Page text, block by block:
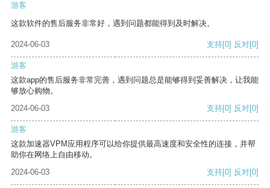
游客
这款软件的售后服务非常好，遇到问题都能得到及时解决。
2024-06-03 支持[0] 反对[0]
游客
这款app的售后服务非常完善，遇到问题总是能够得到妥善解决，让我能
够放心购物。
2024-06-03
支持[0] 反对[0]
游客
这款加速器VPM应用程序可以给你提供最高速度和安全性的连接，并帮
助你在网络上自由移动。
2024-06-03
支持[0] 反对[0]